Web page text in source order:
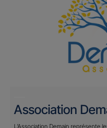
Association
L’Association Demain représente